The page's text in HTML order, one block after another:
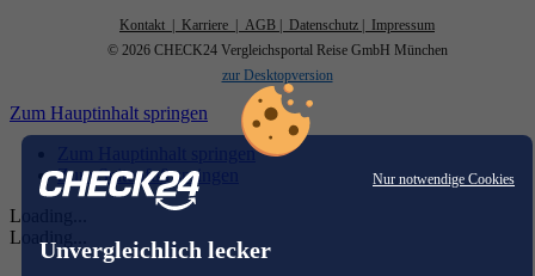
Nur notwendige Cookies
Unvergleichlich lecker
Kontakt | Karriere | AGB | Datenschutz
| Impressum
© 2026 CHECK24 Vergleichsportal Reise GmbH München
zur Desktopversion
Zum Hauptinhalt springen
Zum Hauptinhalt springen
Zum Seitenfuß springen
Loading...
Loading...